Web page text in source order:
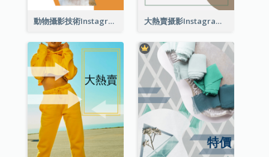
動物攝影技術Instagram限時動態 大熱賣摄影Instagram限時動態